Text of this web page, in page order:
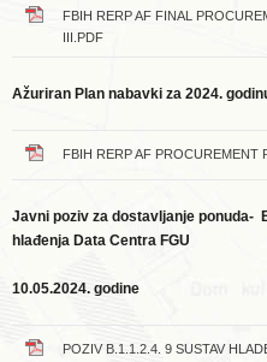
FBIH RERP AF FINAL
III.PDF
Ažuriran Plan nabavki za 2024.
FBIH RERP AF PROCUREMENT
Javni poziv za dostavljanje ponuda-
hlađenja Data Centra FGU
10.05.2024. godine
POZIV B.1.1.2.4. 9 SUSTAV